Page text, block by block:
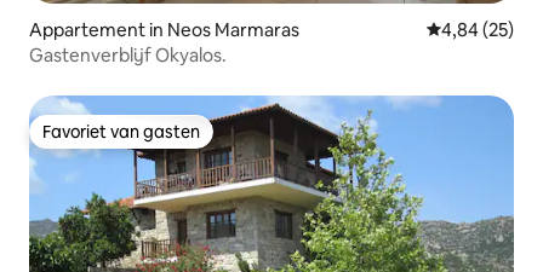
Appartement in Neos Marmaras Gemiddelde
4,84 (25)
Gastenverblijf Okyalos.
Favoriet van gasten
Favoriet van gasten